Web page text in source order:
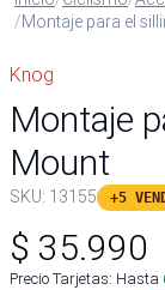
/Montaje para el
Knog
Montaje
Mount
SKU: 13155 +5
$ 35.990
Precio Tarjetas: Hasta